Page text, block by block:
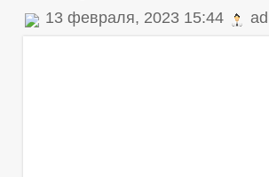
13 февраля, 2023 15:44